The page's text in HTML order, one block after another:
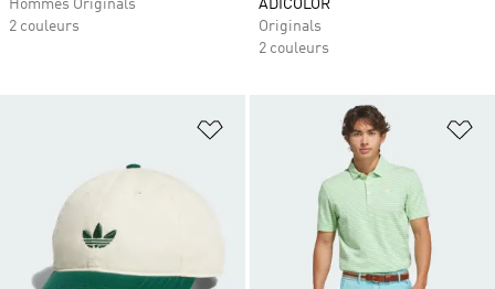
Hommes Originals
2 couleurs
ADICOLOR
Originals
2 couleurs
Ajouter à la Liste de produits